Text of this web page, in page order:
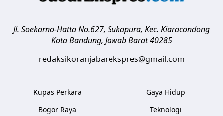
Jl. Soekarno-Hatta No.627, Sukapura, Kec. Kiaracondong
Kota Bandung, Jawab Barat 40285
redaksikoranjabarekspres@gmail.com
Kupas Perkara
Bogor Raya
Gaya Hidup
Teknologi